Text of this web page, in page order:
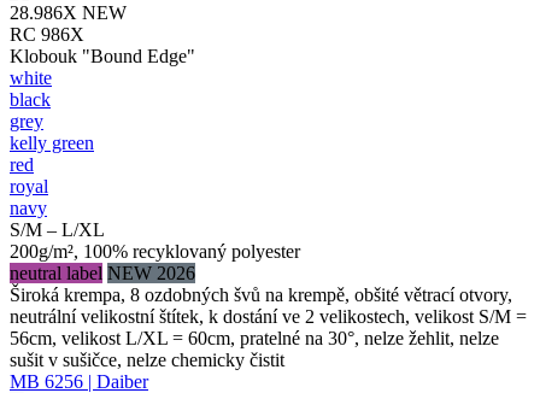
28.986X NEW
RC 986X
Klobouk "Bound Edge"
white
black
grey
kelly green
red
royal
navy
S/M – L/XL
200g/m², 100% recyklovaný polyester
neutral label NEW 2026
Široká krempa, 8 ozdobných švů na krempě, obšité větrací otvory,
neutrální velikostní štítek, k dostání ve 2 velikostech, velikost S/M =
56cm, velikost L/XL = 60cm, pratelné na 30°, nelze žehlit, nelze
sušit v sušičce, nelze chemicky čistit
MB 6256 | Daiber